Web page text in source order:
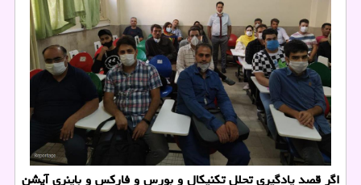
اگر قصد یادگیری تحلل تكنیكال و بورس و فاركس و باینری آپشن